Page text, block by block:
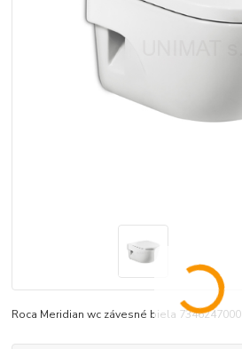
Roca Meridian wc závesné biela 7346247000